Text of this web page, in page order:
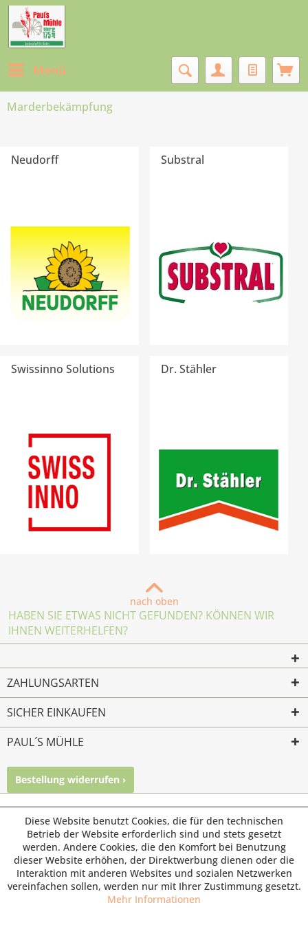
Menü
Marderbekämpfung
Neudorff Substral
Swissinno Solutions Dr. Stähler
nach oben
HABEN SIE ETWAS NICHT GEFUNDEN? KÖNNEN WIR
IHNEN WEITERHELFEN?
ZAHLUNGSARTEN
SICHER EINKAUFEN
PAUL´S MÜHLE
Bestellung widerrufen ›
© Paul's Mühle | Inhaber: Christof Paul e.K. | Westring 2 |
45659 Recklinghausen
Fax: 02361 -28831 | E-Mail: info@pauls-muehle.de
Diese Website benutzt Cookies, die für den technischen
Betrieb der Website erforderlich sind und stets gesetzt
werden. Andere Cookies, die den Komfort bei Benutzung
dieser Website erhöhen, der Direktwerbung dienen oder die
Interaktion mit anderen Websites und sozialen Netzwerken
vereinfachen sollen, werden nur mit Ihrer Zustimmung gesetzt.
Mehr Informationen